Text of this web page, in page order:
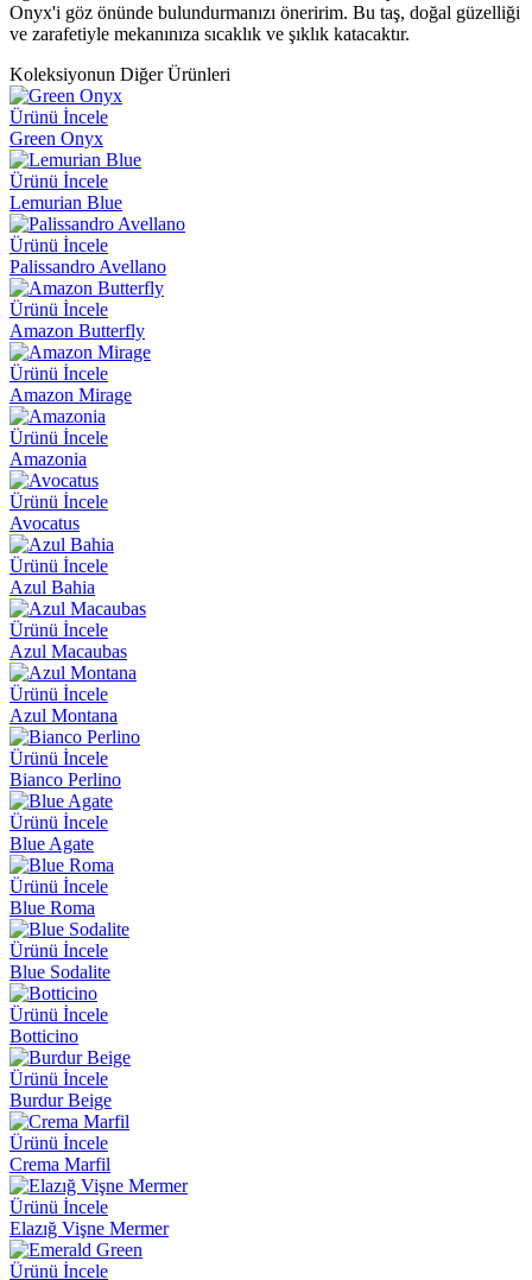
Onyx'i göz önünde bulundurmanızı öneririm. Bu taş, doğal güzelliği
ve zarafetiyle mekanınıza sıcaklık ve şıklık katacaktır.
Koleksiyonun Diğer Ürünleri
Ürünü İncele
Green Onyx
Ürünü İncele
Lemurian Blue
Ürünü İncele
Palissandro Avellano
Ürünü İncele
Amazon Butterfly
Ürünü İncele
Amazon Mirage
Ürünü İncele
Amazonia
Ürünü İncele
Avocatus
Ürünü İncele
Azul Bahia
Ürünü İncele
Azul Macaubas
Ürünü İncele
Azul Montana
Ürünü İncele
Bianco Perlino
Ürünü İncele
Blue Agate
Ürünü İncele
Blue Roma
Ürünü İncele
Blue Sodalite
Ürünü İncele
Botticino
Ürünü İncele
Burdur Beige
Ürünü İncele
Crema Marfil
Ürünü İncele
Elazığ Vişne Mermer
Ürünü İncele